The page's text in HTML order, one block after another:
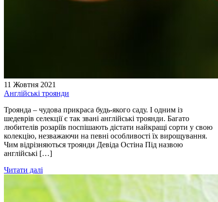
11 Жовтня 2021
Англійські троянди
Троянда – чудова прикраса будь-якого саду. І одним із
шедеврів селекції є так звані англійські троянди. Багато
любителів розаріїв поспішають дістати найкращі сорти у свою
колекцію, незважаючи на певні особливості їх вирощування.
Чим відрізняються троянди Девіда Остіна Під назвою
англійські […]
Читати далі